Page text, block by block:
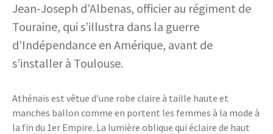
Jean-Joseph d’Albenas, officier au régiment de
Touraine, qui s’illustra dans la guerre
d’Indépendance en Amérique, avant de
s’installer à Toulouse.
Athénaïs est vêtue d’une robe claire à taille haute et
manches ballon comme en portent les femmes à la mode à
la fin du 1er Empire. La lumière oblique qui éclaire de haut